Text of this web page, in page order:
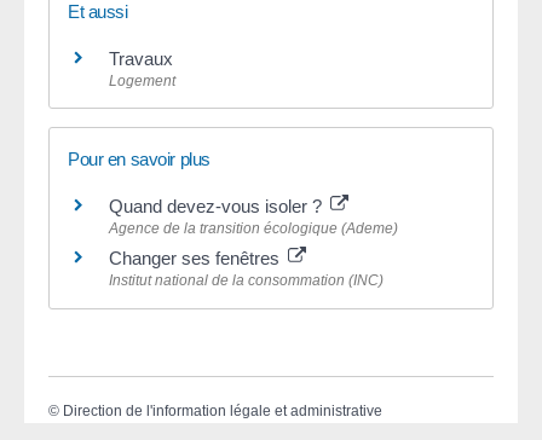
Et aussi
Travaux
Logement
Pour en savoir plus
Quand devez-vous isoler ?
Agence de la transition écologique (Ademe)
Changer ses fenêtres
Institut national de la consommation (INC)
© Direction de l'information légale et administrative